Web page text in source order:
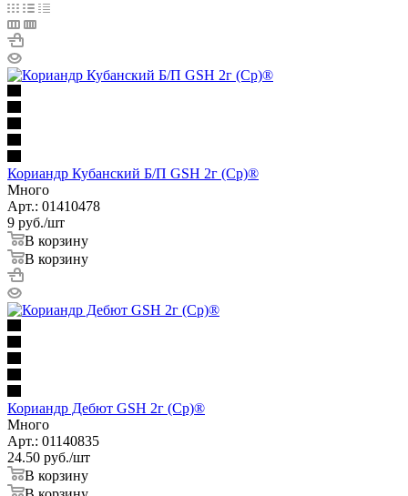
Кориандр Кубанский Б/П GSH 2г (Ср)®
Много
Арт.: 01410478
9 руб./шт
В корзину
В корзину
Кориандр Дебют GSH 2г (Ср)®
Много
Арт.: 01140835
24.50 руб./шт
В корзину